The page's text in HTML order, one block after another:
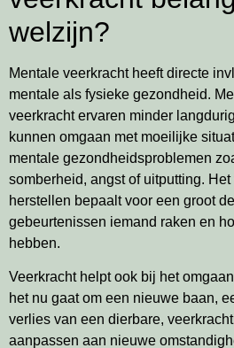
welzijn?
Mentale veerkracht heeft directe
mentale als fysieke gezondheid.
veerkracht ervaren minder
kunnen omgaan met moeilijke
mentale gezondheidsproblemen
somberheid, angst of uitputting.
herstellen bepaalt voor een groot
gebeurtenissen iemand raken en
hebben.
Veerkracht helpt ook bij het
het nu gaat om een nieuwe baan,
verlies van een dierbare,
aanpassen aan nieuwe